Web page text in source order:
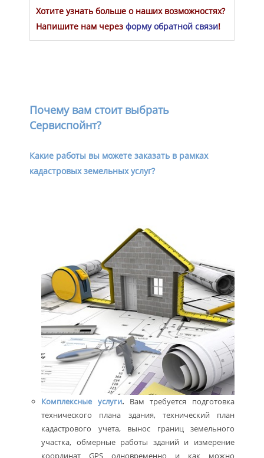
Хотите узнать больше о наших возможностях?
Напишите нам через форму обратной связи!
Почему вам стоит выбрать
Сервиспойнт?
Какие работы вы можете заказать в рамках
кадастровых земельных услуг?
Комплексные услуги.Вам требуется подготовка
технического плана здания, технический план
кадастрового учета, вынос границ земельного
участка, обмерные работы зданий и измерение
координат GPS одновременно и как можно